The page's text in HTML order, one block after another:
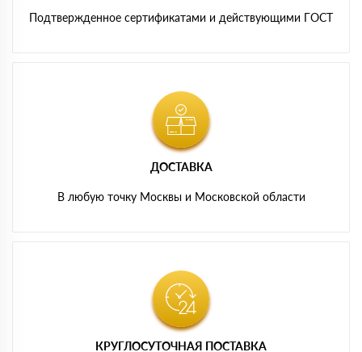
Подтвержденное сертификатами и действующими ГОСТ
ДОСТАВКА
В любую точку Москвы и Московской области
КРУГЛОСУТОЧНАЯ ПОСТАВКА